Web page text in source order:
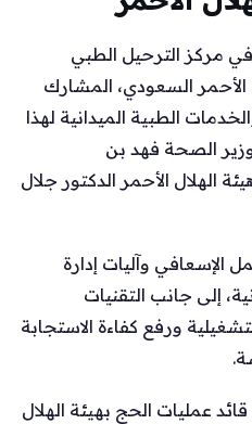
مركز الترحيل الطبي
الأحمر السعودي، المشارك
الطبية الميدانية لهذا
الصحة فهد بن
الهلال الأحمر الدكتور جلال
وآليات إدارة
إلى جانب التقنيات
ورفع كفاءة الاستجابة
عمليات الحج بهيئة الهلال